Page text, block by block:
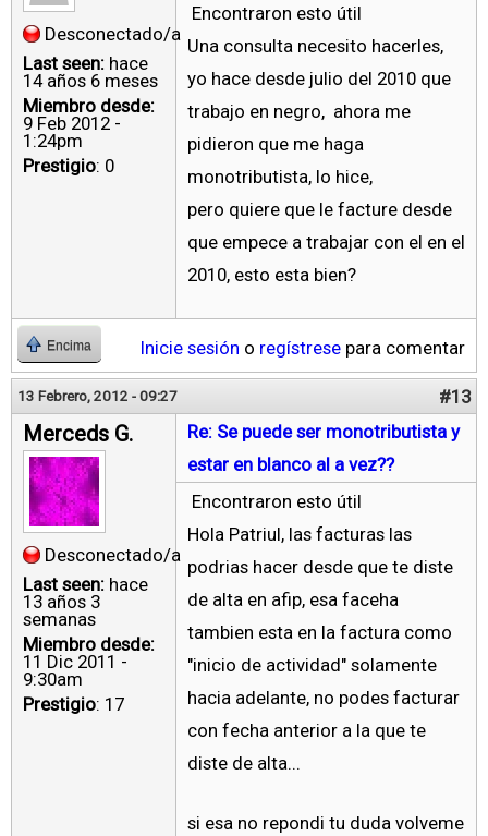
Desconectado/a
Last seen: hace
14 años 6 meses
Miembro desde:
9 Feb 2012 -
1:24pm
Prestigio: 0
Encontraron esto útil
Una consulta necesito hacerles,
yo hace desde julio del 2010 que
trabajo en negro, ahora me
pidieron que me haga
monotributista, lo hice,
pero quiere que le facture desde
que empece a trabajar con el en el
2010, esto esta bien?
Encima Inicie sesión o regístrese para comentar
13 Febrero, 2012 - 09:27 #13
Merceds G.
Desconectado/a
Last seen: hace
13 años 3
semanas
Miembro desde:
11 Dic 2011 -
9:30am
Prestigio: 17
Re: Se puede ser monotributista y
estar en blanco al a vez??
Encontraron esto útil
Hola Patriul, las facturas las
podrias hacer desde que te diste
de alta en afip, esa faceha
tambien esta en la factura como
"inicio de actividad" solamente
hacia adelante, no podes facturar
con fecha anterior a la que te
diste de alta...
si esa no repondi tu duda volveme